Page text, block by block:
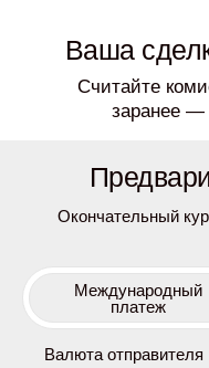
Ваша
Считайте
заранее —
Окончательный
Международный
платеж
Валюта отправителя